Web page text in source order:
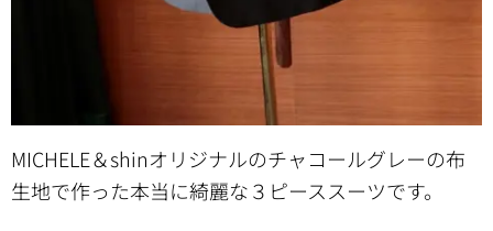
MICHELE＆shinオリジナルのチャコールグレーの布
生地で作った本当に綺麗な３ピーススーツです。